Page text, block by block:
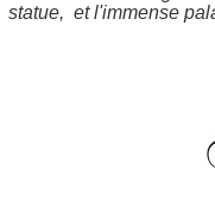
statue, et l'immense